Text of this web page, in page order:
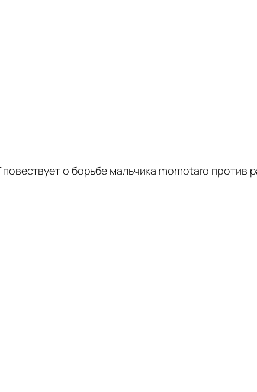
о борьбе мальчика momotaro